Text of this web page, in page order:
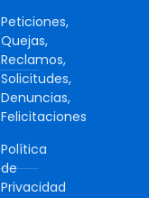
Peticiones,
Quejas,
Reclamos,
Solicitudes,
Denuncias,
Felicitaciones
Política
de
Privacidad